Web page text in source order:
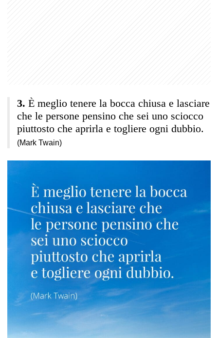
È meglio tenere la bocca chiusa e lasciare
che le persone pensino che sei uno sciocco
piuttosto che aprirla e togliere ogni dubbio.
(Mark Twain)